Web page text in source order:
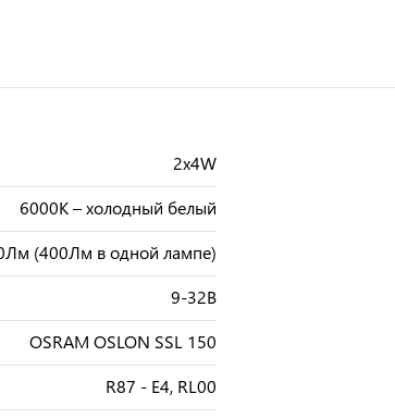
2x4W
6000К – холодный белый
(400Лм в одной лампе)
9-32В
OSRAM OSLON SSL 150
R87 - E4, RL00